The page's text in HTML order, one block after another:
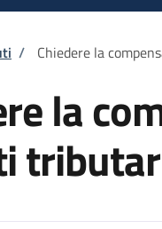
di pane
/ Chiedere la
la